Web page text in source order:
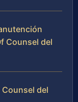
Counsel del
Counsel del